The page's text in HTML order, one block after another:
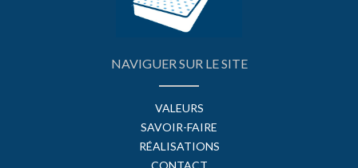
NAVIGUER SUR LE SITE
VALEURS
SAVOIR-FAIRE
RÉALISATIONS